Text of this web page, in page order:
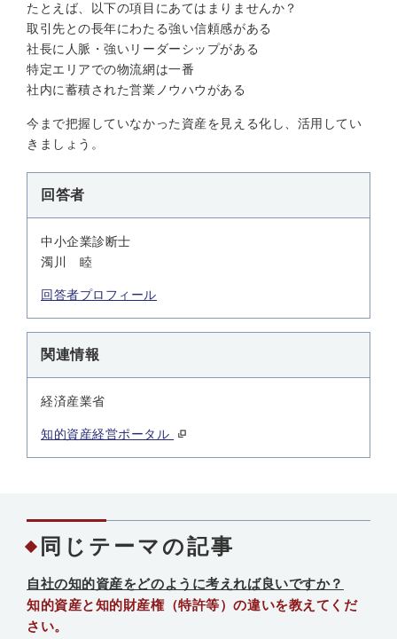
たとえば、以下の項目にあてはまりませんか？
取引先との長年にわたる強い信頼感がある
社長に人脈・強いリーダーシップがある
特定エリアでの物流網は一番
社内に蓄積された営業ノウハウがある
今まで把握していなかった資産を見える化し、活用してい
きましょう。
回答者
中小企業診断士
濁川 睦
回答者プロフィール
関連情報
経済産業省
知的資産経営ポータル
同じテーマの記事
自社の知的資産をどのように考えれば良いですか？
知的資産と知的財産権（特許等）の違いを教えてくだ
さい。